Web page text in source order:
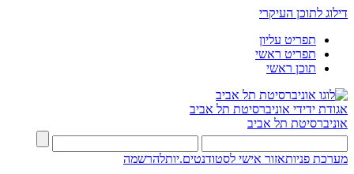
דילוג לתוכן העיקרי
תפריט עליון
תפריט ראשי
תוכן ראשי
אגודת ידידי אוניברסיטת תל אביב
אוניברסיטת תל אביב
מערכת פניותאזור אישי לסטודנטים.יותלהרשמה